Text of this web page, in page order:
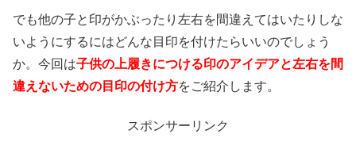
でも他の子と印がかぶったり左右を間違えてはいたりしな
いようにするにはどんな目印を付けたらいいのでしょう
か。今回は子供の上履きにつける印のアイデアと左右を間
違えないための目印の付け方をご紹介します。
スポンサーリンク